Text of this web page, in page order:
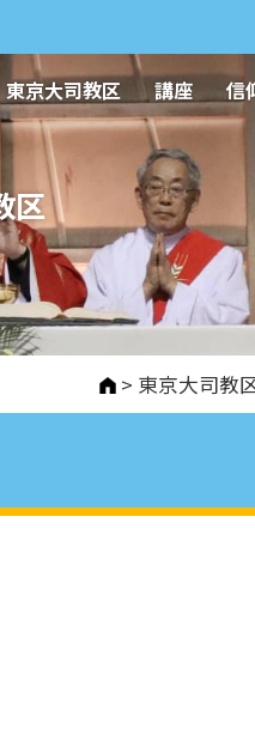
東京大司教区 講座 信
区
> 東京大司教